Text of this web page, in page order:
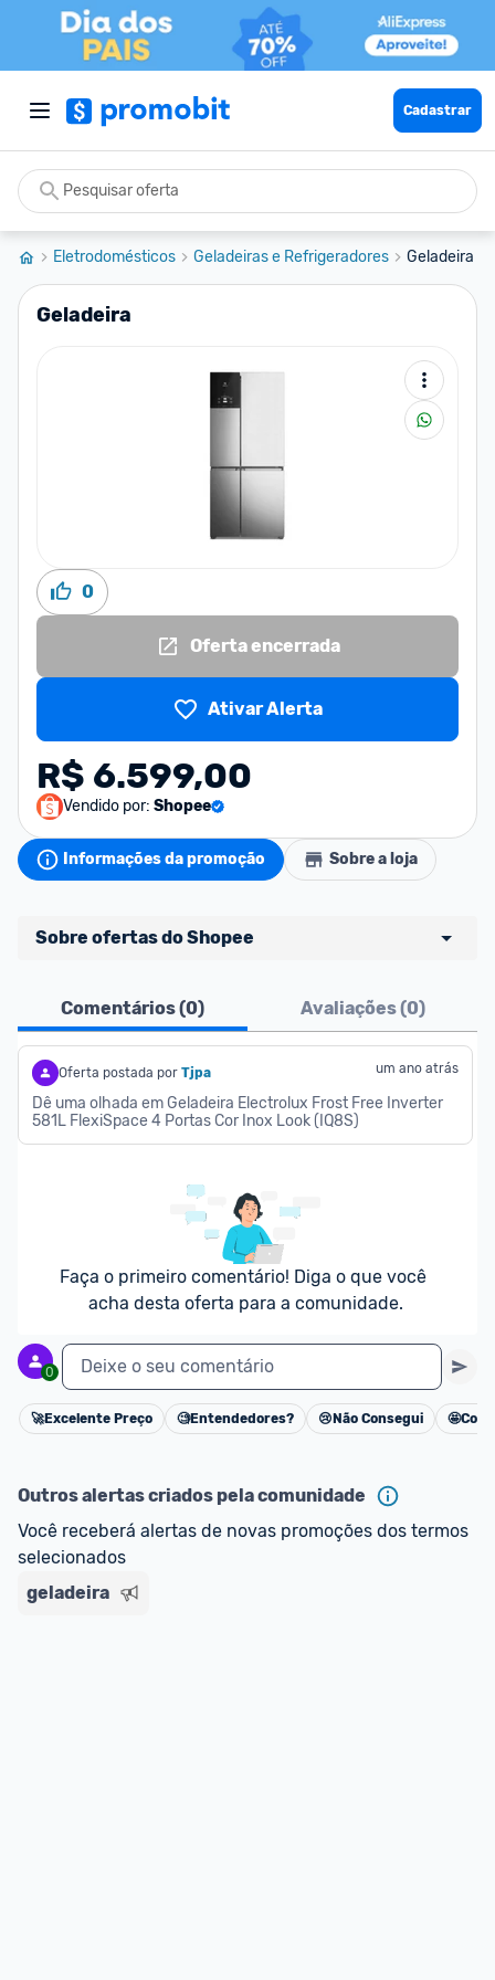
Cadastrar
Eletrodomésticos Geladeiras e Refrigeradores Geladeira
Geladeira
0
Oferta encerrada
Ativar Alerta
R$ 6.599,00
Vendido por: Shopee
Informações da promoção Sobre a loja
Sobre ofertas do Shopee
Para maior segurança da comunidade, somente
são aceitas ofertas de
, ou seja,
vendedores que representam empresas validadas
pelo Shopee.
preços devem estar na média ou abaixo da média
dos últimos 3 meses, assim como promoções de
Comentários (0) Avaliações (0)
Oferta postada por Tjpa um ano atrás
Dê uma olhada em Geladeira Electrolux Frost Free Inverter
581L FlexiSpace 4 Portas Cor Inox Look (IQ8S)
Faça o primeiro comentário! Diga o que você
acha desta oferta para a comunidade.
0 Deixe o seu comentário
Cancelar
🚀Excelente Preço 🧐Entendedores? 😢 Não Consegui 🤩
Outros alertas criados pela comunidade
Você receberá alertas de novas promoções dos termos
selecionados
geladeira